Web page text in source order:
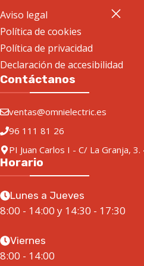
Aviso legal
Política de cookies
Política de privacidad
Declaración de accesibilidad
Contáctanos
ventas@omnielectric.es
96 111 81 26
PI Juan Carlos I - C/ La Granja,
Horario
Lunes a Jueves
8:00 - 14:00 y 14:30 - 17:30
Viernes
8:00 - 14:00